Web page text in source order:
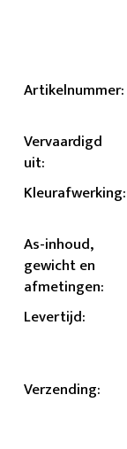
Artikelnummer:
Vervaardigd
uit:
Kleurafwerking:
As-inhoud,
gewicht en
afmetingen:
Levertijd:
Verzending: